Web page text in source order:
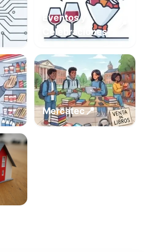
Eventos y
Celebraciones
Mercatec📍